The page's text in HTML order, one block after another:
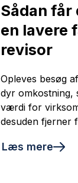
Sådan får
en lavere
revisor
Opleves besøg
dyr omkostning,
værdi for
desuden fjerner
Læs mere